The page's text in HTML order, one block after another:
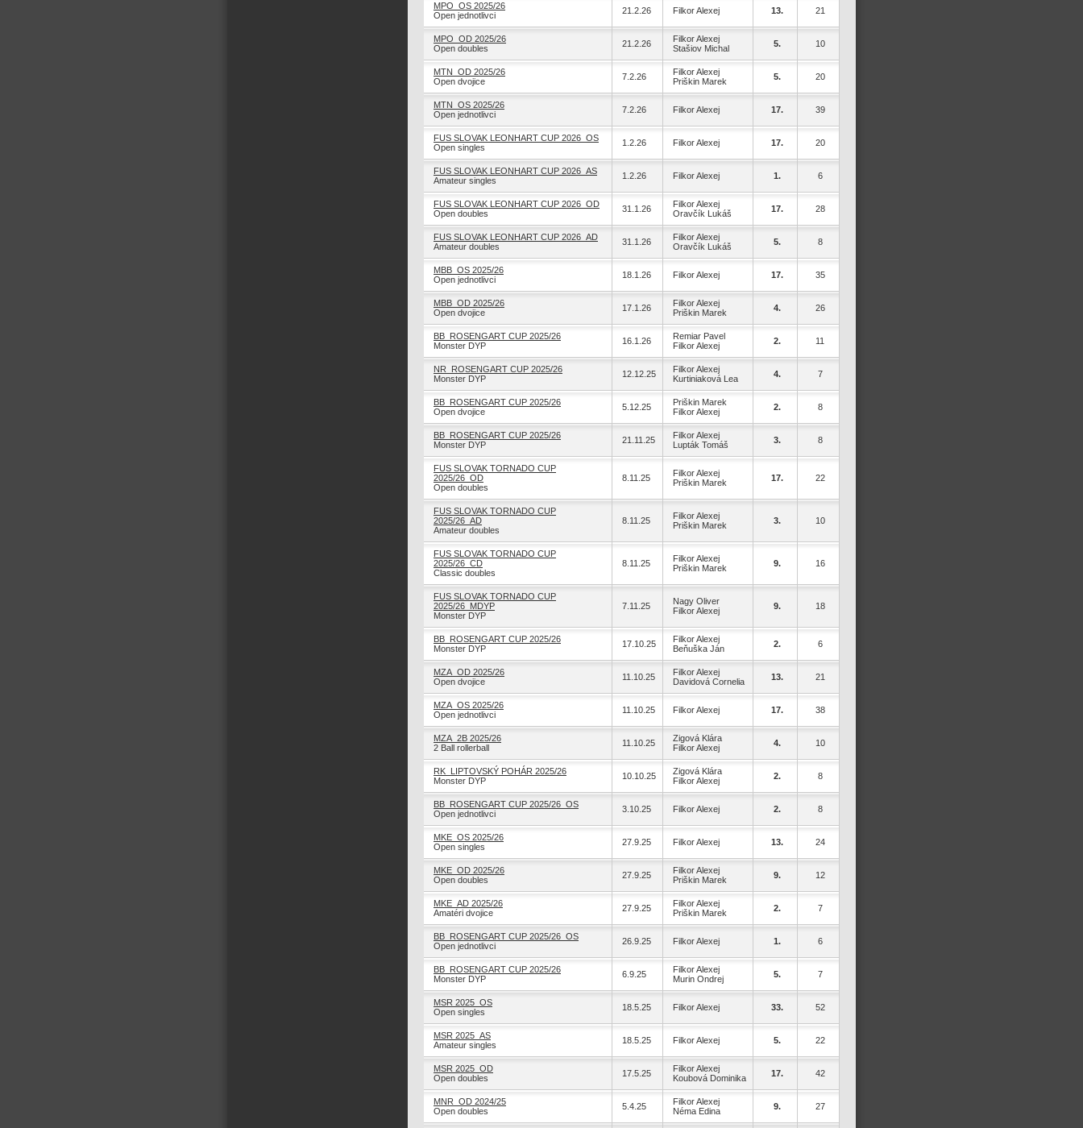
MPO_OS 2025/26
Open jednotlivci
21.2.26 Filkor Alexej 13. 21
MPO_OD 2025/26
Open doubles
21.2.26
Filkor Alexej
Stašiov Michal
5. 10
MTN_OD 2025/26
Open dvojice
7.2.26
Filkor Alexej
Priškin Marek
5. 20
MTN_OS 2025/26
Open jednotlivci
7.2.26 Filkor Alexej 17. 39
FUS SLOVAK LEONHART CUP 2026_OS
Open singles
1.2.26 Filkor Alexej 17. 20
FUS SLOVAK LEONHART CUP 2026_AS
Amateur singles
1.2.26 Filkor Alexej 1. 6
FUS SLOVAK LEONHART CUP 2026_OD
Open doubles
31.1.26
Filkor Alexej
Oravčík Lukáš
17. 28
FUS SLOVAK LEONHART CUP 2026_AD
Amateur doubles
31.1.26
Filkor Alexej
Oravčík Lukáš
5. 8
MBB_OS 2025/26
Open jednotlivci
18.1.26 Filkor Alexej 17. 35
MBB_OD 2025/26
Open dvojice
17.1.26
Filkor Alexej
Priškin Marek
4. 26
BB_ROSENGART CUP 2025/26
Monster DYP
16.1.26
Remiar Pavel
Filkor Alexej
2. 11
NR_ROSENGART CUP 2025/26
Monster DYP
12.12.25
Filkor Alexej
Kurtiniaková Lea
4. 7
BB_ROSENGART CUP 2025/26
Open dvojice
5.12.25
Priškin Marek
Filkor Alexej
2. 8
BB_ROSENGART CUP 2025/26
Monster DYP
21.11.25
Filkor Alexej
Lupták Tomáš
3. 8
FUS SLOVAK TORNADO CUP
2025/26_OD
Open doubles
8.11.25
Filkor Alexej
Priškin Marek
17. 22
FUS SLOVAK TORNADO CUP
2025/26_AD
Amateur doubles
8.11.25
Filkor Alexej
Priškin Marek
3. 10
FUS SLOVAK TORNADO CUP
2025/26_CD
Classic doubles
8.11.25
Filkor Alexej
Priškin Marek
9. 16
FUS SLOVAK TORNADO CUP
2025/26_MDYP
Monster DYP
7.11.25
Nagy Oliver
Filkor Alexej
9. 18
BB_ROSENGART CUP 2025/26
Monster DYP
17.10.25
Filkor Alexej
Beňuška Ján
2. 6
MZA_OD 2025/26
Open dvojice
11.10.25
Filkor Alexej
Davidová Cornelia
13. 21
MZA_OS 2025/26
Open jednotlivci
11.10.25 Filkor Alexej 17. 38
MZA_2B 2025/26
2 Ball rollerball
11.10.25
Zigová Klára
Filkor Alexej
4. 10
RK_LIPTOVSKÝ POHÁR 2025/26
Monster DYP
10.10.25
Zigová Klára
Filkor Alexej
2. 8
BB_ROSENGART CUP 2025/26_OS
Open jednotlivci
3.10.25 Filkor Alexej 2. 8
MKE_OS 2025/26
Open singles
27.9.25 Filkor Alexej 13. 24
MKE_OD 2025/26
Open doubles
27.9.25
Filkor Alexej
Priškin Marek
9. 12
MKE_AD 2025/26
Amatéri dvojice
27.9.25
Filkor Alexej
Priškin Marek
2. 7
BB_ROSENGART CUP 2025/26_OS
Open jednotlivci
26.9.25 Filkor Alexej 1. 6
BB_ROSENGART CUP 2025/26
Monster DYP
6.9.25
Filkor Alexej
Murin Ondrej
5. 7
MSR 2025_OS
Open singles
18.5.25 Filkor Alexej 33. 52
MSR 2025_AS
Amateur singles
18.5.25 Filkor Alexej 5. 22
MSR 2025_OD
Open doubles
17.5.25
Filkor Alexej
Koubová Dominika
17. 42
MNR_OD 2024/25
Open doubles
5.4.25
Filkor Alexej
Néma Edina
9. 27